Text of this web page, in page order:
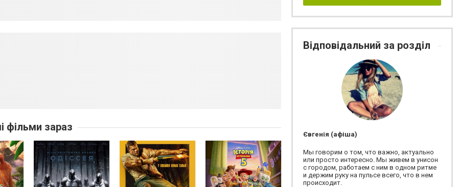
фільми зараз
Відповідальний за розділ
Євгенія (афіша)
Мы говорим о том, что важно, актуально
или просто интересно. Мы живем в унисон
с городом, работаем с ним в одном ритме
и держим руку на пульсе всего, что в нем
происходит.